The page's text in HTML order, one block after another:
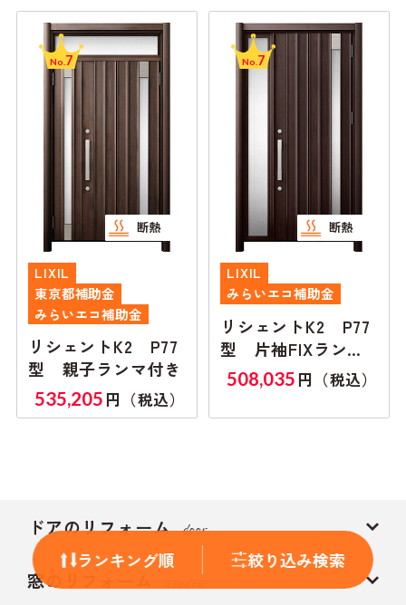
No. 7
断熱
LIXIL
東京都補助金
みらいエコ補助金
リシェントK2 P77
型 親子ランマ付き
535,205 円（税込）
No. 7
断熱
LIXIL
みらいエコ補助金
リシェントK2 P77
型 片袖FIXランマ
無し
508,035 円（税込）
ランキング順 絞り込み検索
ドアのリフォーム door
窓のリフォーム window